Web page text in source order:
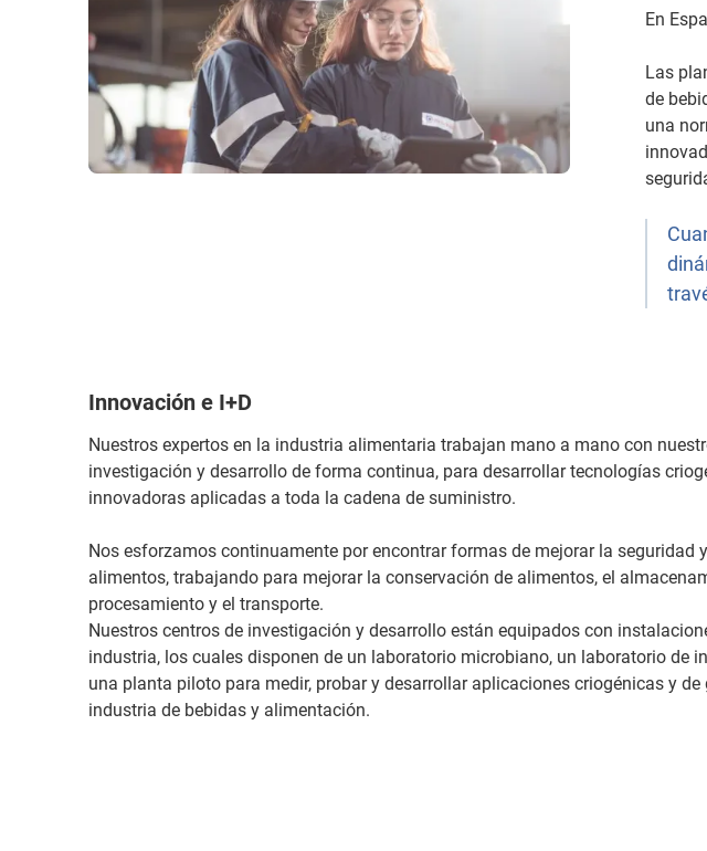
En
Las
de
una
Innovación e I+D
Nuestros expertos en la industria alimentaria trabajan mano a mano con
investigación y desarrollo de forma continua, para desarrollar tecnologías
innovadoras aplicadas a toda la cadena de suministro.
Nos esforzamos continuamente por encontrar formas de mejorar la seguridad
alimentos, trabajando para mejorar la conservación de alimentos, el
procesamiento y el transporte.
Nuestros centros de investigación y desarrollo están equipados con
industria, los cuales disponen de un laboratorio microbiano, un laboratorio de
una planta piloto para medir, probar y desarrollar aplicaciones criogénicas y de
industria de bebidas y alimentación.